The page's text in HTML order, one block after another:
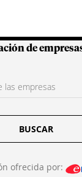
de
BUSCAR
ofrecida por: